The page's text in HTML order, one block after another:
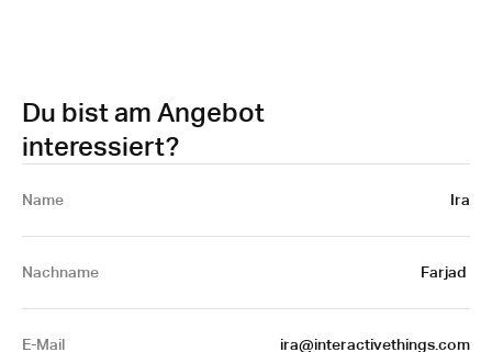
Du bist am Angebot
interessiert?
Name Ira
Nachname Farjad
E-Mail ira@interactivethings.com